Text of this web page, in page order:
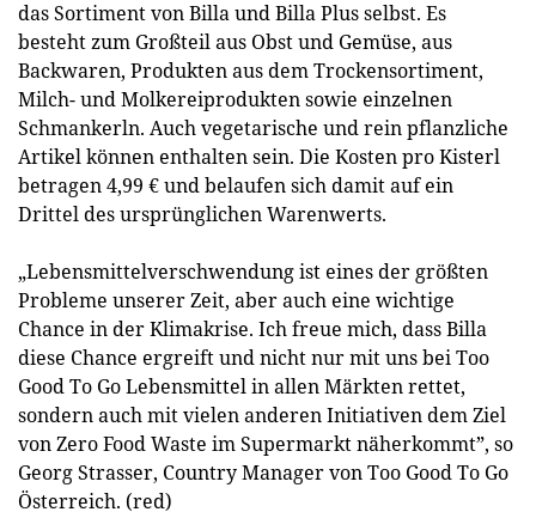
das Sortiment von Billa und Billa Plus selbst. Es
besteht zum Großteil aus Obst und Gemüse, aus
Backwaren, Produkten aus dem Trockensortiment,
Milch- und Molkereiprodukten sowie einzelnen
Schmankerln. Auch vegetarische und rein pflanzliche
Artikel können enthalten sein. Die Kosten pro Kisterl
betragen 4,99 € und belaufen sich damit auf ein
Drittel des ursprünglichen Warenwerts.
„Lebensmittelverschwendung ist eines der größten
Probleme unserer Zeit, aber auch eine wichtige
Chance in der Klimakrise. Ich freue mich, dass Billa
diese Chance ergreift und nicht nur mit uns bei Too
Good To Go Lebensmittel in allen Märkten rettet,
sondern auch mit vielen anderen Initiativen dem Ziel
von Zero Food Waste im Supermarkt näherkommt”, so
Georg Strasser, Country Manager von Too Good To Go
Österreich. (red)